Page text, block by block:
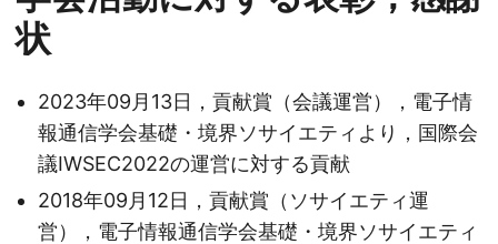
状
2023年09月13日，貢献賞（会議運営），電子情
報通信学会基礎・境界ソサイエティより，国際会
議IWSEC2022の運営に対する貢献
2018年09月12日，貢献賞（ソサイエティ運
営），電子情報通信学会基礎・境界ソサイエティ